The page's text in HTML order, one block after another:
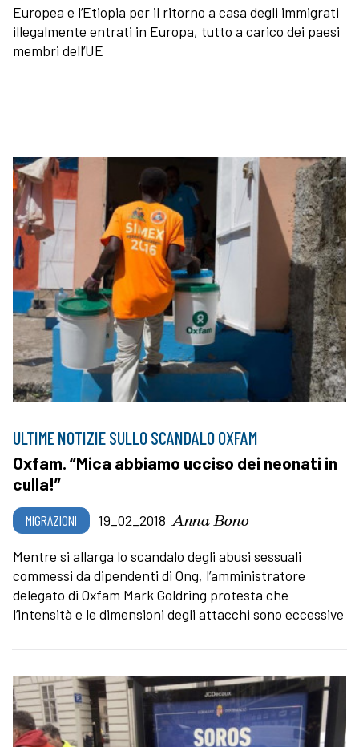
Europea e l’Etiopia per il ritorno a casa degli immigrati
illegalmente entrati in Europa, tutto a carico dei paesi
membri dell’UE
ULTIME NOTIZIE SULLO SCANDALO OXFAM
Oxfam. “Mica abbiamo ucciso dei neonati in
culla!”
MIGRAZIONI 19_02_2018 Anna Bono
Mentre si allarga lo scandalo degli abusi sessuali
commessi da dipendenti di Ong, l’amministratore
delegato di Oxfam Mark Goldring protesta che
l’intensità e le dimensioni degli attacchi sono eccessive